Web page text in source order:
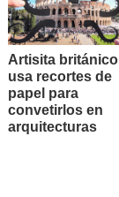
Artisita británico
usa recortes de
papel para
convetirlos en
arquitecturas